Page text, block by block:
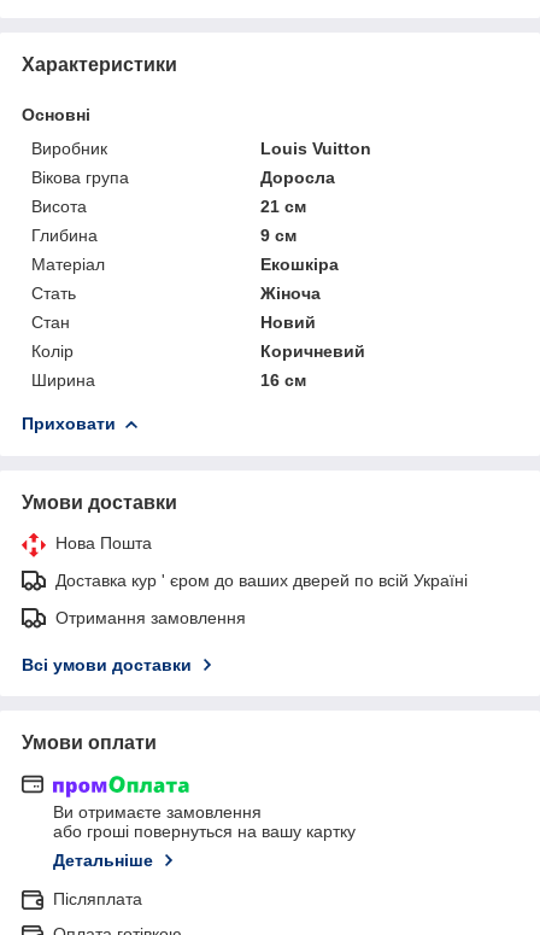
Характеристики
Основні
Виробник
Louis Vuitton
Вікова група
Доросла
Висота
21 см
Глибина
9 см
Матеріал
Екошкіра
Стать
Жіноча
Стан
Новий
Колір
Коричневий
Ширина
16 см
Приховати
Умови доставки
Нова Пошта
Доставка кур ' єром до ваших дверей по всій Україні
Отримання замовлення
Всі умови доставки
Умови оплати
Ви отримаєте замовлення
або гроші повернуться на вашу картку
Детальніше
Післяплата